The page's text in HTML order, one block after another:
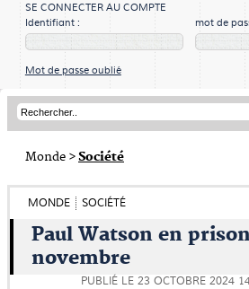
SE CONNECTER AU COMPTE
Identifiant :
mot de
Mot de passe oublié
Monde >Société
MONDE SOCIÉTÉ
Paul Watson en
novembre
PUBLIÉ LE 23 OCTOBRE 2024